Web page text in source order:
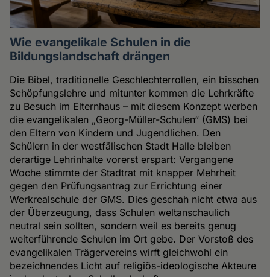
Wie evangelikale Schulen in die
Bildungslandschaft drängen
Die Bibel, traditionelle Geschlechterrollen, ein bisschen
Schöpfungslehre und mitunter kommen die Lehrkräfte
zu Besuch im Elternhaus – mit diesem Konzept werben
die evangelikalen „Georg-Müller-Schulen“ (GMS) bei
den Eltern von Kindern und Jugendlichen. Den
Schülern in der westfälischen Stadt Halle bleiben
derartige Lehrinhalte vorerst erspart: Vergangene
Woche stimmte der Stadtrat mit knapper Mehrheit
gegen den Prüfungsantrag zur Errichtung einer
Werkrealschule der GMS. Dies geschah nicht etwa aus
der Überzeugung, dass Schulen weltanschaulich
neutral sein sollten, sondern weil es bereits genug
weiterführende Schulen im Ort gebe. Der Vorstoß des
evangelikalen Trägervereins wirft gleichwohl ein
bezeichnendes Licht auf religiös-ideologische Akteure